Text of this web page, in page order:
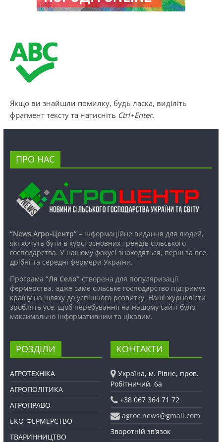
Якщо ви знайшли помилку, будь ласка, виділіть
фрагмент тексту та натисніть Ctrl+Enter.
ПРО НАС
“News Агро-Центр”– інформаційне видання для людей,
які хочуть бути в курсі основних трендів сільського
господарства. У нашому фокусі знаходяться, перш за все,
дрібні та середні фермери України.
Програма “Ля Село”створена для популяризації
фермерства, адже саме сільське господарство підтримує
країну на шляху до успішного розвитку. Наші журналісти
зроблять усе, щоб перебування на нашому сайті було
максимально інформативним та цікавим.
РОЗДІЛИ
АГРОТЕХНІКА
АГРОПОЛІТИКА
АГРОПРАВО
ЕКО-ФЕРМЕРСТВО
ТВАРИННИЦТВО
КОНТАКТИ
Україна, м. Рівне, пров.
Робітничий, 6а
+38 067 364 71 72
agroc.news@gmail.com
Зворотній зв’язок